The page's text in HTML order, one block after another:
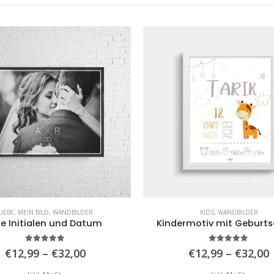
KIDS, WANDBILDER
mit Geburtsdaten
€12,99 – €32,00Preisspanne:
MAPS UND STÄDTE
Bosnian Roots
€12,99 – €32,00